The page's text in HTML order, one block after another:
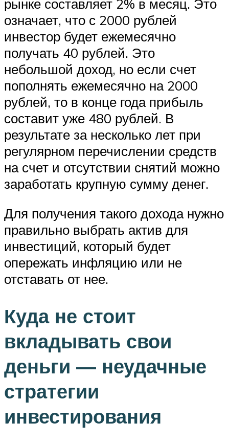
рынке составляет 2% в месяц. Это
означает, что с 2000 рублей
инвестор будет ежемесячно
получать 40 рублей. Это
небольшой доход, но если счет
пополнять ежемесячно на 2000
рублей, то в конце года прибыль
составит уже 480 рублей. В
результате за несколько лет при
регулярном перечислении средств
на счет и отсутствии снятий можно
заработать крупную сумму денег.
Для получения такого дохода нужно
правильно выбрать актив для
инвестиций, который будет
опережать инфляцию или не
отставать от нее.
Куда не стоит
вкладывать свои
деньги — неудачные
стратегии
инвестирования